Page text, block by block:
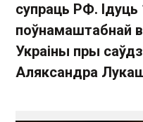
супраць РФ. Ідуць
поўнамаштабнай
Украіны пры
Аляксандра